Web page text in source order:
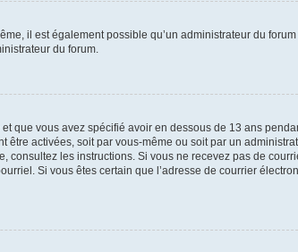
il est également possible qu’un administrateur du
du forum.
que vous avez spécifié avoir en dessous de 13 ans
activées, soit par vous-même ou soit par un
les instructions. Si vous ne recevez pas de
Si vous êtes certain que l’adresse de courrier